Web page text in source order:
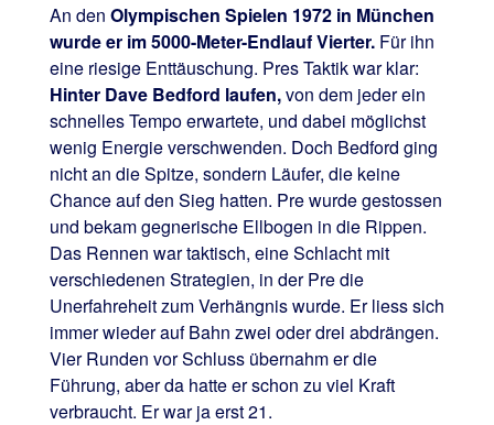
An den Olympischen Spielen 1972 in München
wurde er im 5000-Meter-Endlauf Vierter.Für ihn
eine riesige Enttäuschung. Pres Taktik war klar:
Hinter Dave Bedford laufen,von dem jeder ein
schnelles Tempo erwartete, und dabei möglichst
wenig Energie verschwenden. Doch Bedford ging
nicht an die Spitze, sondern Läufer, die keine
Chance auf den Sieg hatten. Pre wurde gestossen
und bekam gegnerische Ellbogen in die Rippen.
Das Rennen war taktisch, eine Schlacht mit
verschiedenen Strategien, in der Pre die
Unerfahreheit zum Verhängnis wurde. Er liess sich
immer wieder auf Bahn zwei oder drei abdrängen.
Vier Runden vor Schluss übernahm er die
Führung, aber da hatte er schon zu viel Kraft
verbraucht. Er war ja erst 21.